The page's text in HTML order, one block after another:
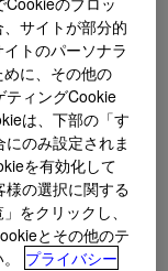
サイトが部分的
トのパーソナラ
に、その他の
ティングCookie
は、下部の「す
のみ設定されま
を有効化して
様の選択に関する
をクリックし、
とその他のテ
プライバシー